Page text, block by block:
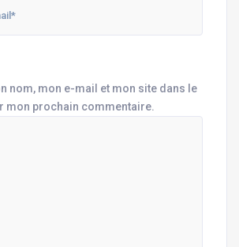
nom, mon e-mail et mon site dans le
mon prochain commentaire.